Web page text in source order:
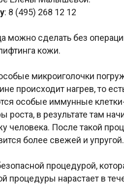
: 8 (495) 268 12 12
можно сделать без
кожи.
микроиголочки
происходит нагрев, то
особые иммунные
в результате там
человека. После такой
более свежей и упругой.
процедурой,
процедуры нарастает в